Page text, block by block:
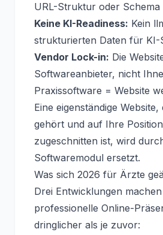
URL-Struktur oder
Keine KI-Readiness: Kein
strukturierten Daten für KI-
Vendor Lock-in: Die
Softwareanbieter, nicht
Praxissoftware = Website
Eine eigenständige Website,
gehört und auf Ihre
zugeschnitten ist, wird
Softwaremodul ersetzt.
Was sich 2026 für Ärzte
Drei Entwicklungen
professionelle Online-
dringlicher als je zuvor: